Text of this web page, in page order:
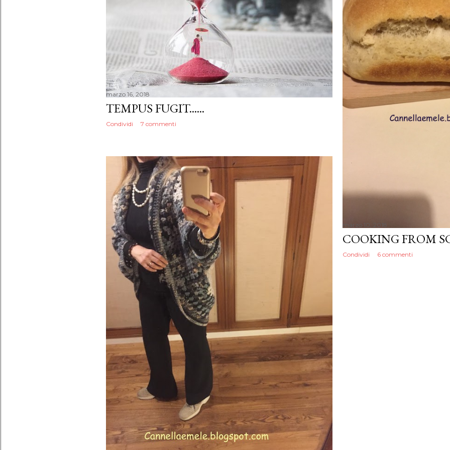
marzo 16, 2018
TEMPUS FUGIT......
Condividi 7 commenti
marzo 10, 2018
COOKING FROM
Condividi 6 commenti